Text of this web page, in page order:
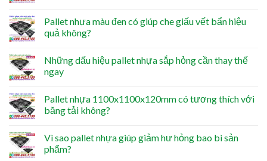
Pallet nhựa màu đen có giúp che giấu vết bẩn hiệu
quả không?
Những dấu hiệu pallet nhựa sắp hỏng cần thay thế
ngay
Pallet nhựa 1100x1100x120mm có tương thích với
băng tải không?
Vì sao pallet nhựa giúp giảm hư hỏng bao bì sản
phẩm?